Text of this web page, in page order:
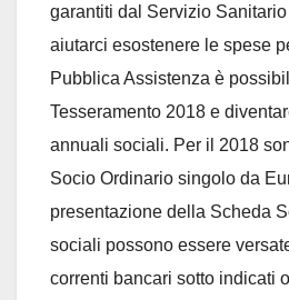
garantiti dal Servizio
aiutarci esostenere le spese
Pubblica Assistenza è
Tesseramento 2018 e
annuali sociali. Per il 2018
Socio Ordinario singolo da
presentazione della Scheda
sociali possono essere
correnti bancari sotto indicati